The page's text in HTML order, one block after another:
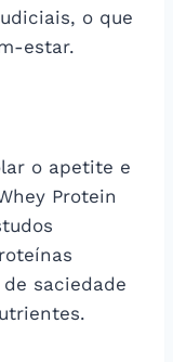
o que
estar.
o apetite e
Protein
saciedade